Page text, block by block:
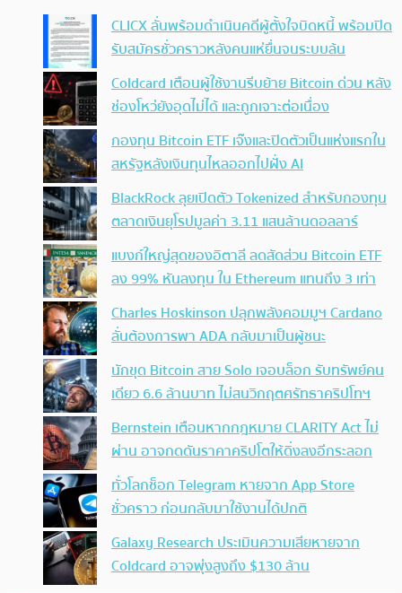
CLICX ลั่นพร้อมดำเนินคดีผู้ตั้งใจบิดหนี้ พร้อมปิด
รับสมัครชั่วคราวหลังคนแห่ยื่นจนระบบล้น
Coldcard เตือนผู้ใช้งานรีบย้าย Bitcoin ด่วน หลัง
ช่องโหว่ยังอุดไม่ได้ และถูกเจาะต่อเนื่อง
กองทุน Bitcoin ETF เจ๊งและปิดตัวเป็นแห่งแรกใน
สหรัฐหลังเงินทุนไหลออกไปฝั่ง AI
BlackRock ลุยเปิดตัว Tokenized สำหรับกองทุน
ตลาดเงินยุโรปมูลค่า 3.11 แสนล้านดอลลาร์
แบงก์ใหญ่สุดของอิตาลี ลดสัดส่วน Bitcoin ETF
ลง 99% หันลงทุน ใน Ethereum แทนถึง 3 เท่า
Charles Hoskinson ปลุกพลังคอมมูฯ Cardano
ลั่นต้องการพา ADA กลับมาเป็นผู้ชนะ
นักขุด Bitcoin สาย Solo เจอบล็อก รับทรัพย์คน
เดียว 6.6 ล้านบาท ไม่สนวิกฤตศรัทธาคริปโทฯ
Bernstein เตือนหากกฎหมาย CLARITY Act ไม่
ผ่าน อาจกดดันราคาคริปโตให้ดิ่งลงอีกระลอก
ทั่วโลกช็อก Telegram หายจาก App Store
ชั่วคราว ก่อนกลับมาใช้งานได้ปกติ
Galaxy Research ประเมินความเสียหายจาก
Coldcard อาจพุ่งสูงถึง $130 ล้าน